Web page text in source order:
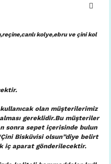
kolye,ebru ve çini kol
kullanıcak olan müşterilerimiz
gereklidir.Bu müşteriler
sonra sepet içerisinde bulun
Bisküvisi olsun”diye belirt
iç aparat gönderilecektir.